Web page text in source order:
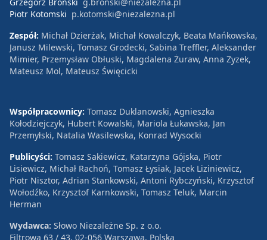
Piotr Kotomski p.kotomski@niezalezna.pl
Zespół: Michał Dzierżak, Michał Kowalczyk, Beata Mańkowska,
Janusz Milewski, Tomasz Grodecki, Sabina Treffler, Aleksander
Mimier, Przemysław Obłuski, Magdalena Żuraw, Anna Zyzek,
Mateusz Mol, Mateusz Święcicki
Współpracownicy: Tomasz Duklanowski, Agnieszka
Kołodziejczyk, Hubert Kowalski, Mariola Łukawska, Jan
Przemyłski, Natalia Wasilewska, Konrad Wysocki
Publicyści: Tomasz Sakiewicz, Katarzyna Gójska, Piotr
Lisiewicz, Michał Rachoń, Tomasz Łysiak, Jacek Liziniewicz,
Piotr Nisztor, Adrian Stankowski, Antoni Rybczyński, Krzysztof
Wołodźko, Krzysztof Karnkowski, Tomasz Teluk, Marcin
Herman
Wydawca: Słowo Niezależne Sp. z o.o.
Filtrowa 63 / 43, 02-056 Warszawa, Polska